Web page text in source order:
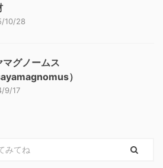
10/28
マグノームス
）
9/17